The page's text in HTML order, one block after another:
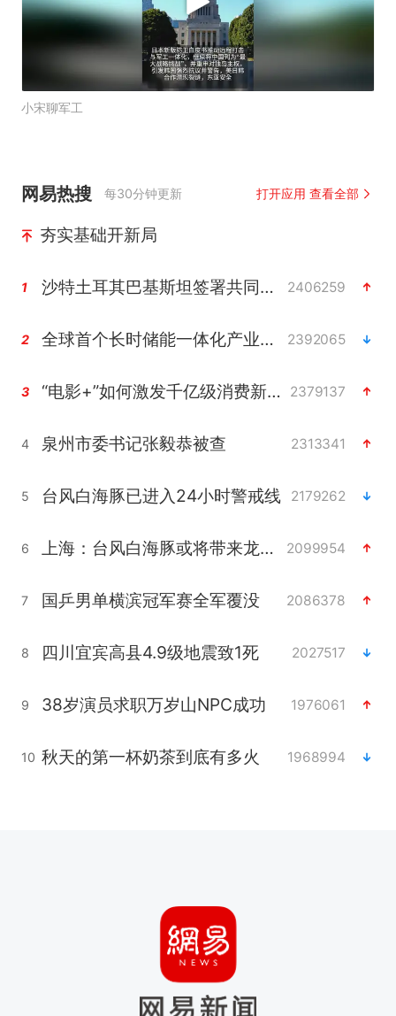
小宋聊军工
网易热搜 每30分钟更新 打开应用 查看全部
夯实基础开新局
1 沙特土耳其巴基斯坦签署共同防务协议 2406259
2 全球首个长时储能一体化产业园量产 2392065
3 “电影+”如何激发千亿级消费新活力？ 2379137
4 泉州市委书记张毅恭被查 2313341
5 台风白海豚已进入24小时警戒线 2179262
6 上海：台风白海豚或将带来龙卷风 2099954
7 国乒男单横滨冠军赛全军覆没 2086378
8 四川宜宾高县4.9级地震致1死 2027517
9 38岁演员求职万岁山NPC成功 1976061
10 秋天的第一杯奶茶到底有多火 1968994